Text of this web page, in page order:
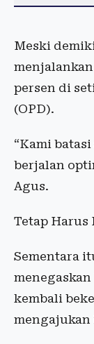
Meski
persen di
(OPD).
“Kami
berjalan
Agus.
Tetap Harus
Sementara
kembali
mengajukan